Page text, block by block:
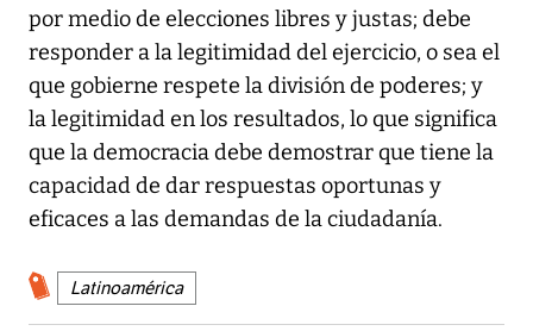
por medio de elecciones libres y justas; debe
responder a la legitimidad del ejercicio, o sea el
que gobierne respete la división de poderes; y
la legitimidad en los resultados, lo que significa
que la democracia debe demostrar que tiene la
capacidad de dar respuestas oportunas y
eficaces a las demandas de la ciudadanía.
Latinoamérica